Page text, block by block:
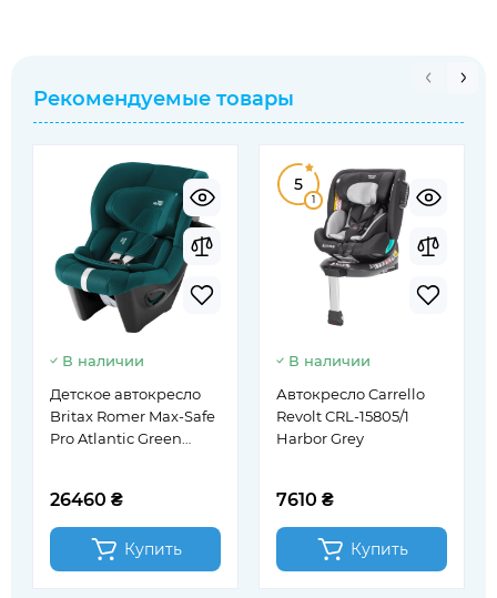
Рекомендуемые товары
В наличии
Детское автокресло
Britax Romer Max-Safe
Pro Atlantic Green
26460 ₴
Купить
5
1
В наличии
Автокресло Carrello
Revolt CRL-15805/1
Harbor Grey
7610 ₴
Купить